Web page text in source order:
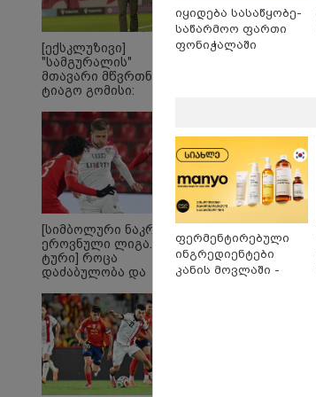
[ექსკლუზივი]
"სამგურალის"
მთავარი მწვრთნელი
ტიაგო გომისი:
ტალანტების
ქვეყანაა"!
[სიმბოლური ნაკრები.
ეროვნული ლიგა. XXX
ტური] როცა
დაძაბულობა და
არიან...
იყიდება სასაწყობე-
საწარმოო ფართი
ფონიჭალაში
ფერმენტირებული
ინგრედიენტები
კანის მოვლაში -